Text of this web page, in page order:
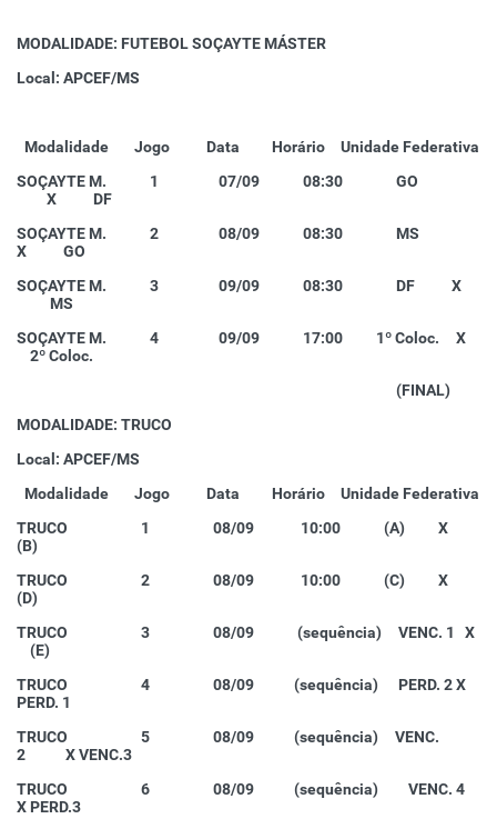
MODALIDADE: FUTEBOL SOÇAYTE MÁSTER
Local: APCEF/MS
Modalidade Jogo Data Horário
Unidade Federativa
SOÇAYTE M. 1 07/09 08:30 GO
X DF
SOÇAYTE M. 2 08/09 08:30 MS
X GO
SOÇAYTE M. 3 09/09 08:30 DF X
MS
SOÇAYTE M. 4 09/09 17:00 1º Coloc. X
2º Coloc.
(FINAL)
MODALIDADE: TRUCO
Local: APCEF/MS
Modalidade
Jogo Data Horário
Unidade Federativa
TRUCO 1 08/09 10:00 (A) X
(B)
TRUCO 2 08/09 10:00 (C) X
(D)
TRUCO 3 08/09 (sequência) VENC. 1 X
(E)
TRUCO 4 08/09 (sequência) PERD. 2 X
PERD. 1
TRUCO 5 08/09 (sequência) VENC.
2 X VENC.3
TRUCO 6 08/09 (sequência) VENC. 4
X PERD.3